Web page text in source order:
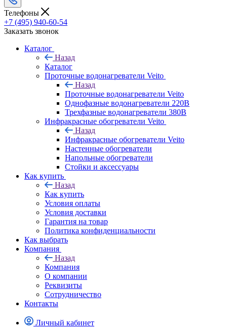
Телефоны
+7 (495) 940-60-54
Заказать звонок
Каталог
Назад
Каталог
Проточные водонагреватели Veito
Назад
Проточные водонагреватели Veito
Однофазные водонагреватели 220В
Трехфазные водонагреватели 380В
Инфракрасные обогреватели Veito
Назад
Инфракрасные обогреватели Veito
Настенные обогреватели
Напольные обогреватели
Стойки и аксессуары
Как купить
Назад
Как купить
Условия оплаты
Условия доставки
Гарантия на товар
Политика конфиденциальности
Как выбрать
Компания
Назад
Компания
О компании
Реквизиты
Сотрудничество
Контакты
Личный кабинет